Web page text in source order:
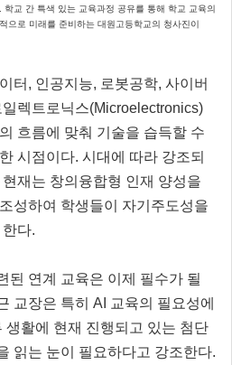
교 간 특색 있는 교육과정 공유를 통해 학교 교육의
으로 미래를 준비하는 대원고등학교의 청사진이
터, 인공지능, 로봇공학, 사이버
렉트로닉스(Microelectronics)
흐름에 맞춰 기술을 습득할 수
시점이다. 시대에 따라 강조되
재는 창의융합형 인재 양성을
성하여 학생들이 자기주도성을
다.
된 연계 교육은 이제 필수가 될
교장은 특히 AI 교육의 필요성에
생활에 현재 진행되고 있는 첨단
읽는 눈이 필요하다고 강조한다.